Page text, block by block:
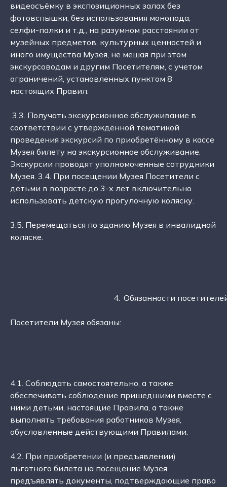
видеосъёмку в экспозиционных залах без
фотовспышки, без использования монопода,
селфи-палки и т.д., на разумном расстоянии от
музейных предметов, культурных ценностей и
иного имущества Музея, не мешая при этом
экскурсоводам и другим Посетителям, с учетом
ограничений, установленных пунктом 8
настоящих Правил.
3.3. Получать экскурсионное обслуживание в
соответствии с утверждённой тематикой
проведения экскурсий по приобретённому в кассе
Музея билету на экскурсионное обслуживание.
Экскурсии проводят уполномоченные сотрудники
Музея. 3.4. При посещении Музея Посетители с
детьми в возрасте до 3-х лет включительно
использовать детскую прогулочную коляску.
3.5. Перемещаться по зданию Музея в инвалидной
коляске.
4.	Обязанности
Посетители Музея обязаны:
4.1. Соблюдать самостоятельно, а также
обеспечивать соблюдение пришедшими вместе с
ними детьми, настоящие Правила, а также
выполнять требования работников Музея,
обусловленные действующими Правилами.
4.2. При приобретении (и предъявлении)
льготного билета на посещение Музея
предъявлять документы, подтверждающие право